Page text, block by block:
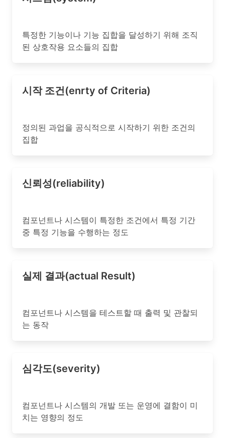
특정한 기능이나 기능 집합을 달성하기 위해 조직
된 상호작용 요소들의 집합
시작 조건(enrty of Criteria)
정의된 과업을 공식적으로 시작하기 위한 조건의
집합
신뢰성(reliability)
컴포넌트나 시스템이 특정한 조건에서 특정 기간
중 특정 기능을 수행하는 정도
실제 결과(actual Result)
컴포넌트나 시스템을 테스트할 때 출력 및 관찰되
는 동작
심각도(severity)
컴포넌트나 시스템의 개발 또는 운영에 결함이 미
치는 영향의 정도